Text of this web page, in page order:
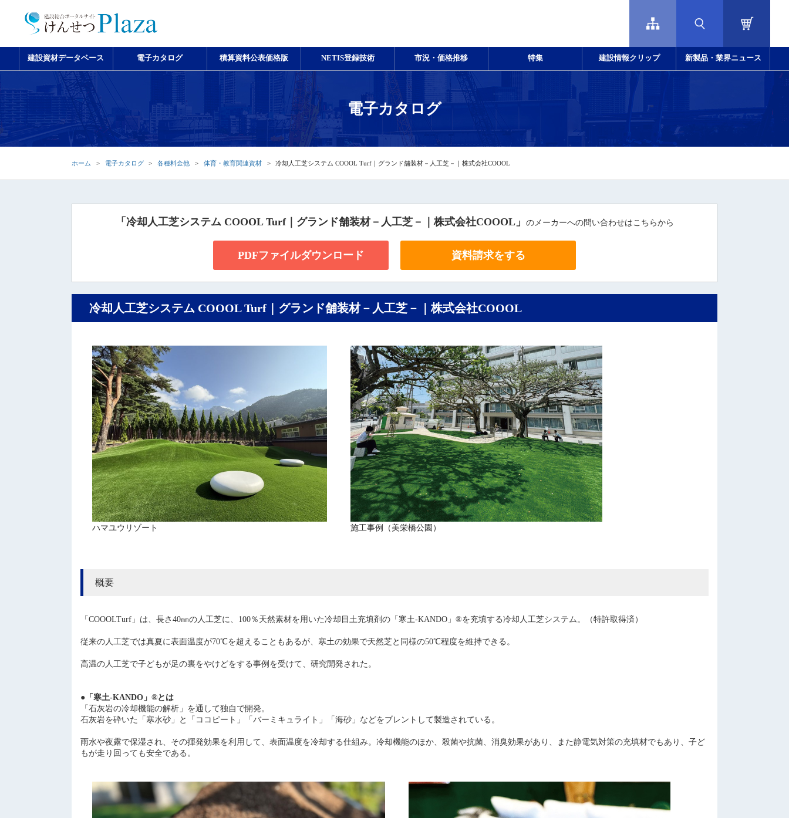
建設資材データベース 電子カタログ 積算資料公表価格版 NETIS登録技術 市況・価格推移 特集 建設情報クリップ 新製品・業界ニュース
電子カタログ
ホーム 電子カタログ 各種料金他 体育・教育関連資材 冷却人工芝システム COOOL Turf｜グランド舗装材－人工芝－｜株式会社COOOL
「冷却人工芝システム COOOL Turf｜グランド舗装材－人工芝－｜株式会社COOOL」 のメーカーへの問い合わせはこちらから
PDFファイルダウンロード 資料請求をする
冷却人工芝システム COOOL Turf｜グランド舗装材－人工芝－｜株式会社COOOL
ハマユウリゾート 施工事例（美栄橋公園）
概要
「COOOLTurf」は、長さ40㎜の人工芝に、100％天然素材を用いた冷却目土充填剤の「寒土-KANDO」®を充填する冷却人工芝システム。（特許取得済）
従来の人工芝では真夏に表面温度が70℃を超えることもあるが、寒土の効果で天然芝と同様の50℃程度を維持できる。
高温の人工芝で子どもが足の裏をやけどをする事例を受けて、研究開発された。
●「寒土-KANDO」®とは
「石灰岩の冷却機能の解析」を通して独自で開発。
石灰岩を砕いた「寒水砂」と「ココピート」「バーミキュライト」「海砂」などをブレントして製造されている。
雨水や夜露で保湿され、その揮発効果を利用して、表面温度を冷却する仕組み。冷却機能のほか、殺菌や抗菌、消臭効果があり、また静電気対策の充填材でもあり、子ど
もが走り回っても安全である。